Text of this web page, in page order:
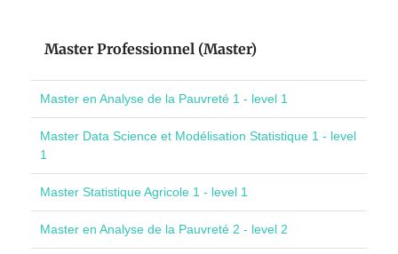
Master Professionnel (Master)
Master en Analyse de la Pauvreté 1 - level 1
Master Data Science et Modélisation Statistique 1 - level
1
Master Statistique Agricole 1 - level 1
Master en Analyse de la Pauvreté 2 - level 2